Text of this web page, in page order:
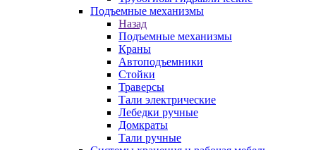
Подъемные механизмы
Назад
Подъемные механизмы
Краны
Автоподъемники
Стойки
Траверсы
Тали электрические
Лебедки ручные
Домкраты
Тали ручные